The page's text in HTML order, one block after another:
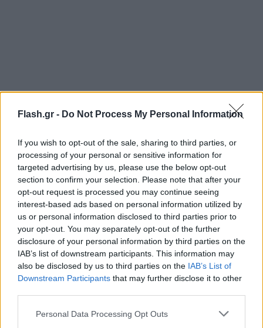
Flash.gr - Do Not Process My Personal Information
If you wish to opt-out of the sale, sharing to third parties, or
processing of your personal or sensitive information for
targeted advertising by us, please use the below opt-out
section to confirm your selection. Please note that after your
opt-out request is processed you may continue seeing
interest-based ads based on personal information utilized by
us or personal information disclosed to third parties prior to
your opt-out. You may separately opt-out of the further
disclosure of your personal information by third parties on the
IAB’s list of downstream participants. This information may
also be disclosed by us to third parties on the IAB’s List of
Downstream Participants that may further disclose it to other
Please note that this website/app uses one or more Google
Personal Data Processing Opt Outs